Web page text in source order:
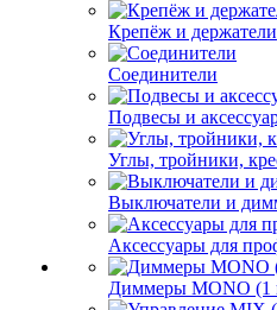
Крепёж и держатели
Соединители
Подвесы и
Углы, тройники,
Выключатели и
Аксессуары для
Диммеры MONO (1